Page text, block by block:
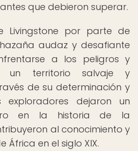
que debieron superar.
Livingstone por parte de
audaz y desafiante
a los peligros y
un territorio salvaje y
de su determinación y
exploradores dejaron un
en la historia de la
al conocimiento y
África en el siglo XIX.